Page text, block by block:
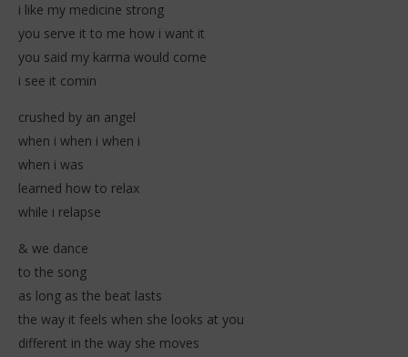
8
décembre
2025
Stone
i like my medicine strong
you serve it to me how i want it
you said my karma would come
i see it comin
crushed by an angel
when i when i when i
when i was
learned how to relax
while i relapse
& we dance
to the song
as long as the beat lasts
the way it feels when she looks at you
different in the way she moves